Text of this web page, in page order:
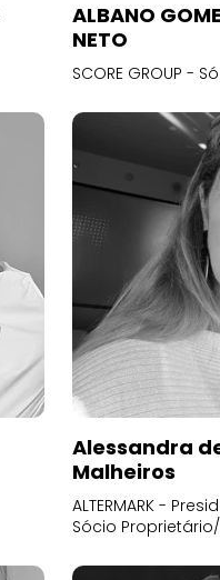
ALBANO
NETO
SCORE GROUP -
Alessandra
Malheiros
ALTERMARK -
Sócio